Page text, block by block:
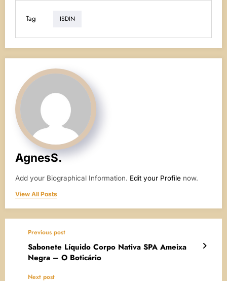
Tag ISDIN
AgnesS.
Add your Biographical Information. Edit your Profile now.
View All Posts
Previous post
Sabonete Líquido Corpo Nativa SPA Ameixa
Negra – O Boticário
Next post